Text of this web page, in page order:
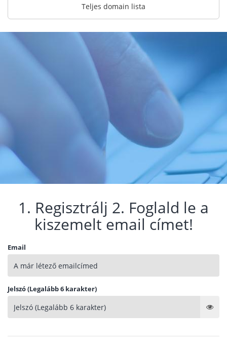
Teljes domain lista
1. Regisztrálj 2. Foglald le a
kiszemelt email címet!
Email
Jelszó (Legalább 6 karakter)